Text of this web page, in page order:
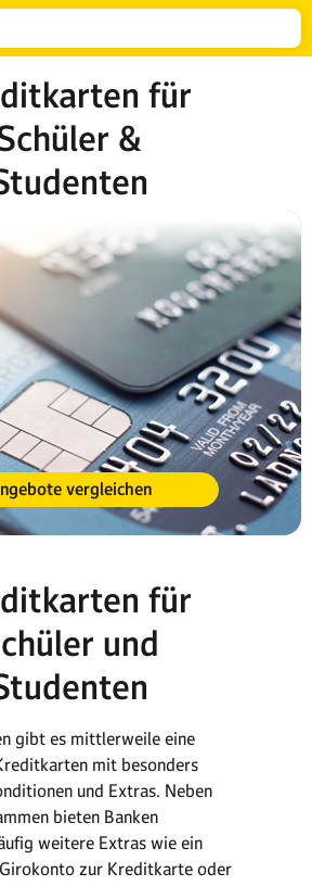
für
&
vergleichen
für
und
gibt es mittlerweile eine
mit besonders
und Extras. Neben
bieten Banken
weitere Extras wie ein
zur Kreditkarte oder